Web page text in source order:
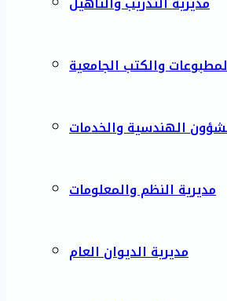
والكتب الجامعية
الهندسية والخدمات
مديرية النظم والمعلومات
مديرية الديوان العام